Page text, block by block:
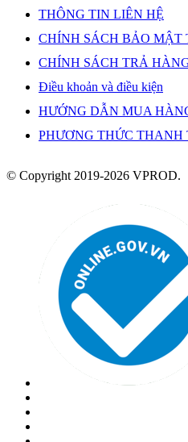
THÔNG TIN LIÊN HỆ
CHÍNH SÁCH BẢO MẬT
CHÍNH SÁCH TRẢ
Điều khoản và điều kiện
HƯỚNG DẪN MUA
PHƯƠNG THỨC
© Copyright 2019-2026 VPROD.